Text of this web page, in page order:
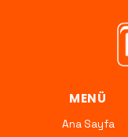
MENÜ
Ana Sayfa